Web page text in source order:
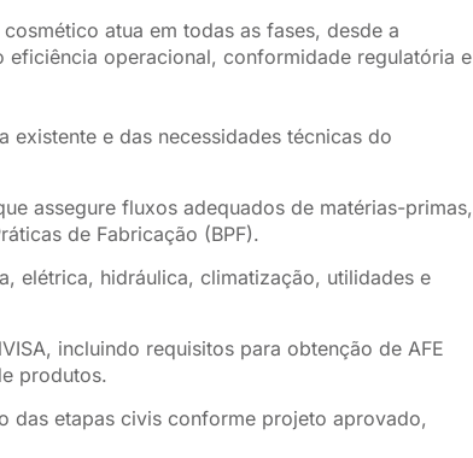
atua em todas as fases, desde a
operacional, conformidade regulatória e
existente e das necessidades técnicas do
assegure fluxos adequados de matérias-primas,
de Fabricação (BPF).
elétrica, hidráulica, climatização, utilidades e
incluindo requisitos para obtenção de AFE
produtos.
das etapas civis conforme projeto aprovado,